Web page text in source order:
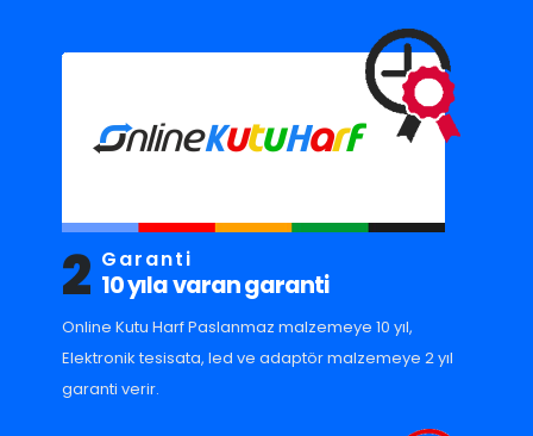
2 Garanti
10 yıla varan garanti
Online Kutu Harf Paslanmaz malzemeye 10 yıl,
Elektronik tesisata, led ve adaptör malzemeye 2 yıl
garanti verir.